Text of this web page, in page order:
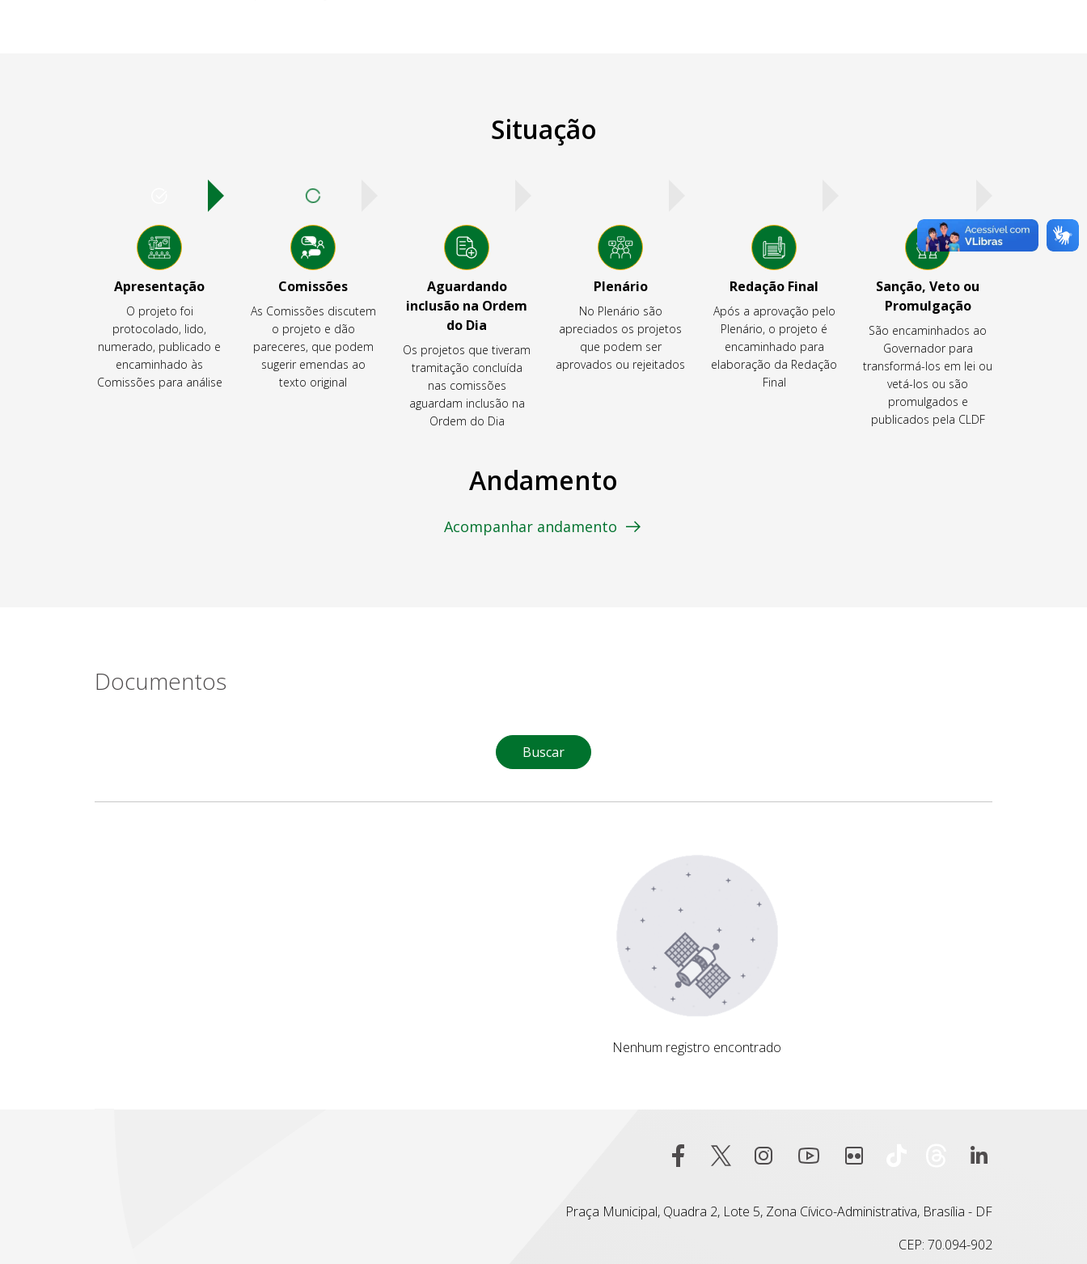
Situação
Apresentação
O projeto foi
protocolado, lido,
numerado, publicado e
encaminhado às
Comissões para análise
Comissões
As Comissões discutem
o projeto e dão
pareceres, que podem
sugerir emendas ao
texto original
Aguardando
inclusão na Ordem
do Dia
Os projetos que tiveram
tramitação concluída
nas comissões
aguardam inclusão na
Ordem do Dia
Plenário
No Plenário são
apreciados os projetos
que podem ser
aprovados ou rejeitados
Redação Final
Após a aprovação pelo
Plenário, o projeto é
encaminhado para
elaboração da Redação
Final
Sanção, Veto ou
Promulgação
São encaminhados ao
Governador para
transformá-los em lei ou
vetá-los ou são
promulgados e
publicados pela CLDF
Andamento
Acompanhar andamento
Documentos
Buscar
Nenhum registro encontradoNenhum registro encontrado
Praça Municipal, Quadra 2, Lote 5, Zona Cívico-Administrativa, Brasília - DF
CEP: 70.094-902